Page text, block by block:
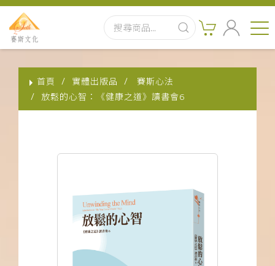
首頁
最新消息
影音書
關於我們
首頁 實體出版品
賽斯心法
放鬆的心智：《健康之道》讀書會6